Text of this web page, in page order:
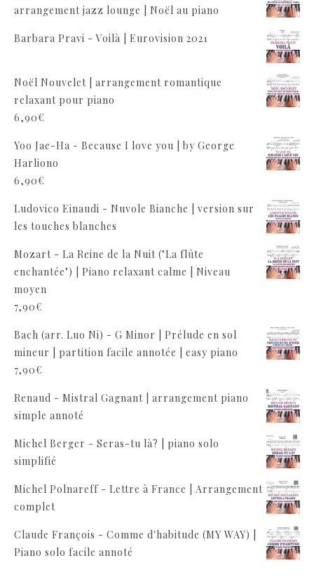
arrangement jazz lounge | Noël au piano
Barbara Pravi - Voilà | Eurovision 2021
Noël Nouvelet | arrangement romantique
relaxant pour piano
6,90€
Yoo Jae-Ha - Because I love you | by George
Harliono
6,90€
Ludovico Einaudi - Nuvole Bianche | version sur
les touches blanches
Mozart - La Reine de la Nuit ("La flûte
enchantée") | Piano relaxant calme | Niveau
moyen
7,90€
Bach (arr. Luo Ni) - G Minor | Prélude en sol
mineur | partition facile annotée | easy piano
7,90€
Renaud - Mistral Gagnant | arrangement piano
simple annoté
Michel Berger - Seras-tu là? | piano solo
simplifié
Michel Polnareff - Lettre à France | Arrangement
complet
Claude François - Comme d'habitude (MY WAY) |
Piano solo facile annoté